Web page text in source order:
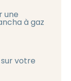
une
à gaz
votre